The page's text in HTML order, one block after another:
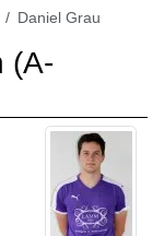
Daniel Grau
(A-